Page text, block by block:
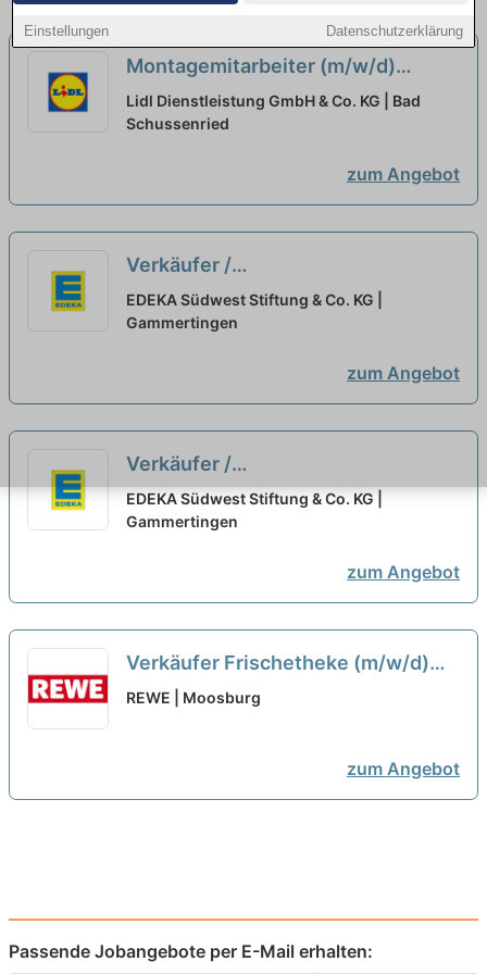
Einstellungen Datenschutzerklärung
Montagemitarbeiter (m/w/d)
Hydraulik / Maschinenbau bei
Liebherr bei expertum GmbH
Lidl Dienstleistung GmbH & Co. KG | Bad
Schussenried
zum Angebot
Verkäufer /
Einzelhandelskaufmann /
Mitarbeiter Markt (m/w/d) Vollzeit
EDEKA Südwest Stiftung & Co. KG |
Gammertingen
zum Angebot
Verkäufer /
Einzelhandelskaufmann /
Mitarbeiter Markt (m/w/d) Vollzeit
EDEKA Südwest Stiftung & Co. KG |
Gammertingen
zum Angebot
Verkäufer Frischetheke (m/w/d)
neu
REWE | Moosburg
zum Angebot
Passende Jobangebote per E-Mail erhalten: